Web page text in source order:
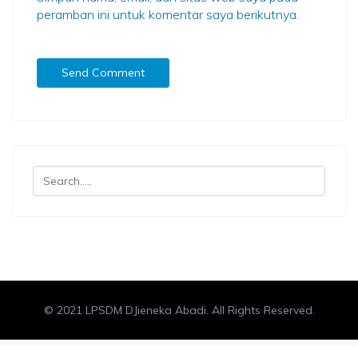
peramban ini untuk komentar saya berikutnya.
© 2021 LPSDM DJieneka Abadi. All Rights Reserved.